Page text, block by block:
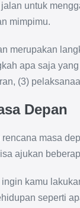
untuk
mimpimu.
merupakan
apa saja
(3)
Depan
masa
ajukan
kamu
seperti